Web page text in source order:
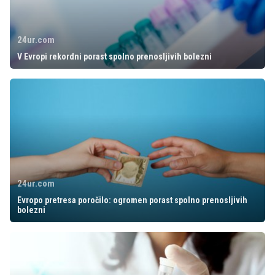
24ur.com
V Evropi rekordni porast spolno prenosljivih bolezni
24ur.com
Evropo pretresa poročilo: ogromen porast spolno prenosljivih
bolezni